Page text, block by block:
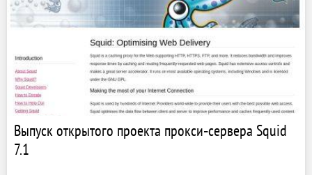
Выпуск открытого проекта прокси‑сервера Squid
7.1